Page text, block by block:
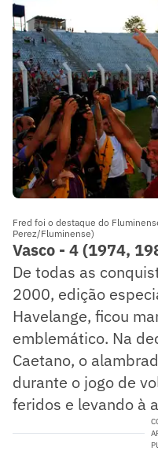
Fred foi o destaque do
Perez/Fluminense)
Vasco - 4 (1974,
De todas as
2000, edição
Havelange, ficou
emblemático. Na
Caetano, o
durante o jogo de
feridos e levando à